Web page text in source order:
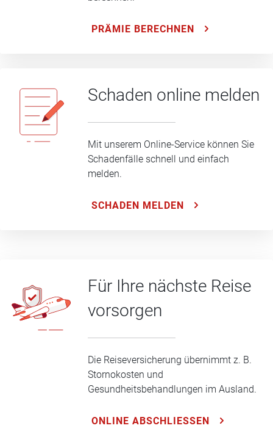
PRÄMIE BERECHNEN
Schaden online melden
Mit unserem Online-Service können Sie
Schadenfälle schnell und einfach
melden.
SCHADEN MELDEN
Für Ihre nächste Reise
vorsorgen
Die Reiseversicherung übernimmt z. B.
Stornokosten und
Gesundheitsbehandlungen im Ausland.
ONLINE ABSCHLIESSEN